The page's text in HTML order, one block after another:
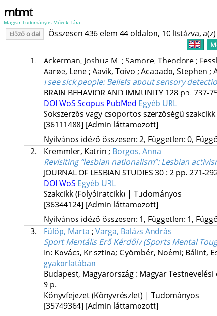
mtmt
Magyar Tudományos Művek Tára
Előző oldal Összesen 436 elem 44 oldalon, 10 listázva,
1. Ackerman, Joshua M. ; Samore, Theodore;
Aarøe, Lene; Aavik, Toivo ; Acabado, Stephen ;
I see sick people: Beliefs about sensory
BRAIN BEHAVIOR AND IMMUNITY 128 pp. 737-
DOI WoS Scopus PubMed Egyéb URL
Sokszerzős vagy csoportos szerzőségű
[36111488] [Admin láttamozott]
Nyilvános idéző összesen: 2, Független: 0,
2.
Kremmler, Katrin ; Borgos, Anna
Revisiting “lesbian nationalism”: Lesbian
JOURNAL OF LESBIAN STUDIES 30: 2 pp. 271-
DOI WoS Egyéb URL
Szakcikk (Folyóiratcikk) | Tudományos
[36344124] [Admin láttamozott]
Nyilvános idéző összesen: 1, Független: 1,
3.
Fülöp, Márta ; Varga, Balázs András
Sport Mentális Erő Kérdőív (Sports Mental
In: Kovács, Krisztina; Gyömbér, Noémi; Bálint,
gyakorlatában
Budapest, Magyarország : Magyar
9 p.
Könyvfejezet (Könyvrészlet) | Tudományos
[35749364] [Admin láttamozott]